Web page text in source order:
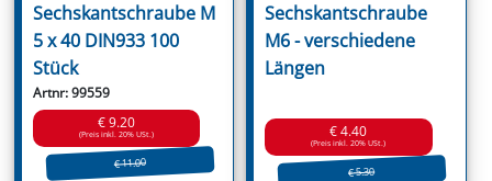
Sechskantschraube M
5 x 40 DIN933 100
Stück
Artnr: 99559
€ 9.20
(Preis inkl. 20% USt.)
€ 11.00
Sechskantschraube
M6 - verschiedene
Längen
€ 4.40
(Preis inkl. 20% USt.)
€ 5.30